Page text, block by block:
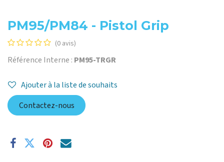
PM95/PM84 - Pistol Grip
(0 avis)
Référence Interne : PM95-TRGR
Ajouter à la liste de souhaits
Contactez-nous